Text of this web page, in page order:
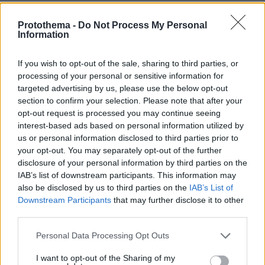
Protothema - Do Not Process My Personal
Information
If you wish to opt-out of the sale, sharing to third parties, or
processing of your personal or sensitive information for
targeted advertising by us, please use the below opt-out
section to confirm your selection. Please note that after your
opt-out request is processed you may continue seeing
interest-based ads based on personal information utilized by
us or personal information disclosed to third parties prior to
your opt-out. You may separately opt-out of the further
disclosure of your personal information by third parties on the
IAB’s list of downstream participants. This information may
also be disclosed by us to third parties on the IAB’s List of
Downstream Participants that may further disclose it to other
Please note that this website/app uses one or more Google
not limited to your visit or usage behaviour. You may click to
Personal Data Processing Opt Outs
I want to opt-out of the Sharing of my
Εξαδάκτυλος και οι λοιποί γιατί και εμείς που
εμβολιάστηκαμε φοβόμαστε μην πεθάνουμε ξαφνικα
Αθήνα
25.08.2022, 14:55
Όσοι εισάγονται στις στρ. σχολές είναι 18χρονοι με
τέλεια υγεία. Επίσης πριν τον εκπαιδευτικό πλου τους
γίνονται εξονυχιστικες ιατρικές εξετάσεις. Πρώτη
φορά στην ιστορία του πολ. Ναυτικού πεθαίνει
σπουδαστής απο παθολογική αιτία. ΥΓ Για να
εισαχθείς σε στρ. Σχολή πρέπει να είσαι πλήρως
εμβολιασμενος
25.08.2022, 14:48